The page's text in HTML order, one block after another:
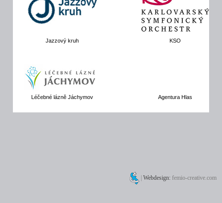
Jazzový kruh KSO
Léčebné lázně Jáchymov Agentura Hlas
|Webdesign: femio-creative.com